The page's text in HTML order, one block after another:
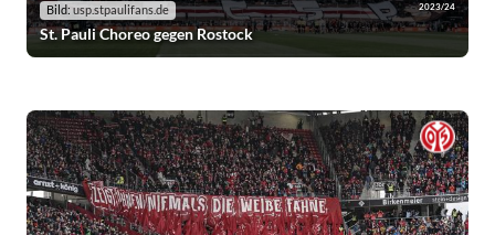
Bild: usp.stpaulifans.de 2023/24
St. Pauli Choreo gegen Rostock